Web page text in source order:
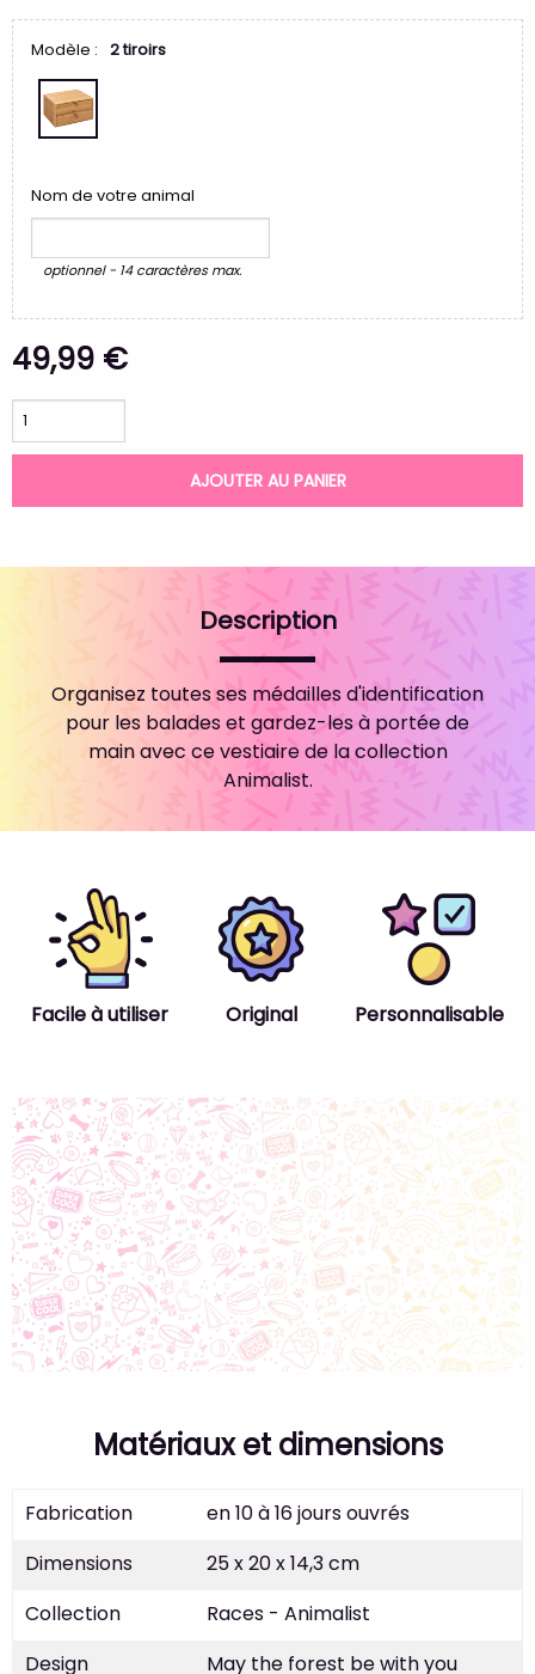
Modèle : 2 tiroirs
Nom de votre animal
optionnel - 14 caractères max.
49,99 €
AJOUTER AU PANIER
Description
Organisez toutes ses médailles d'identification
pour les balades et gardez-les à portée de
main avec ce vestiaire de la collection
Animalist.
Facile à utiliser Original Personnalisable
Matériaux et dimensions
Fabrication
en 10 à 16 jours ouvrés
Dimensions
25 x 20 x 14,3 cm
Collection
Races - Animalist
Design
May the forest be with you